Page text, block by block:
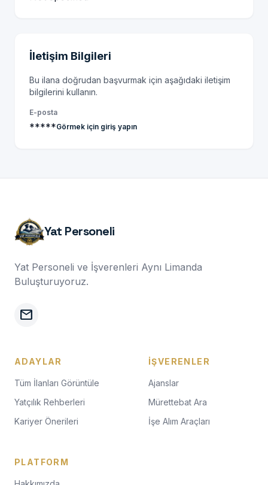
İletişim Bilgileri
Bu ilana doğrudan başvurmak için aşağıdaki iletişim
bilgilerini kullanın.
E-posta
*****Görmek için giriş yapın
Yat Personeli
Yat Personeli ve İşverenleri Aynı Limanda
Buluşturuyoruz.
mail
ADAYLAR
Tüm İlanları Görüntüle
Yatçılık Rehberleri
Kariyer Önerileri
İŞVERENLER
Ajanslar
Mürettebat Ara
İşe Alım Araçları
PLATFORM